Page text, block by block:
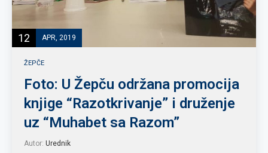
12 APR, 2019
ŽEPČE
Foto: U Žepču održana promocija
knjige “Razotkrivanje” i druženje
uz “Muhabet sa Razom”
Autor: Urednik